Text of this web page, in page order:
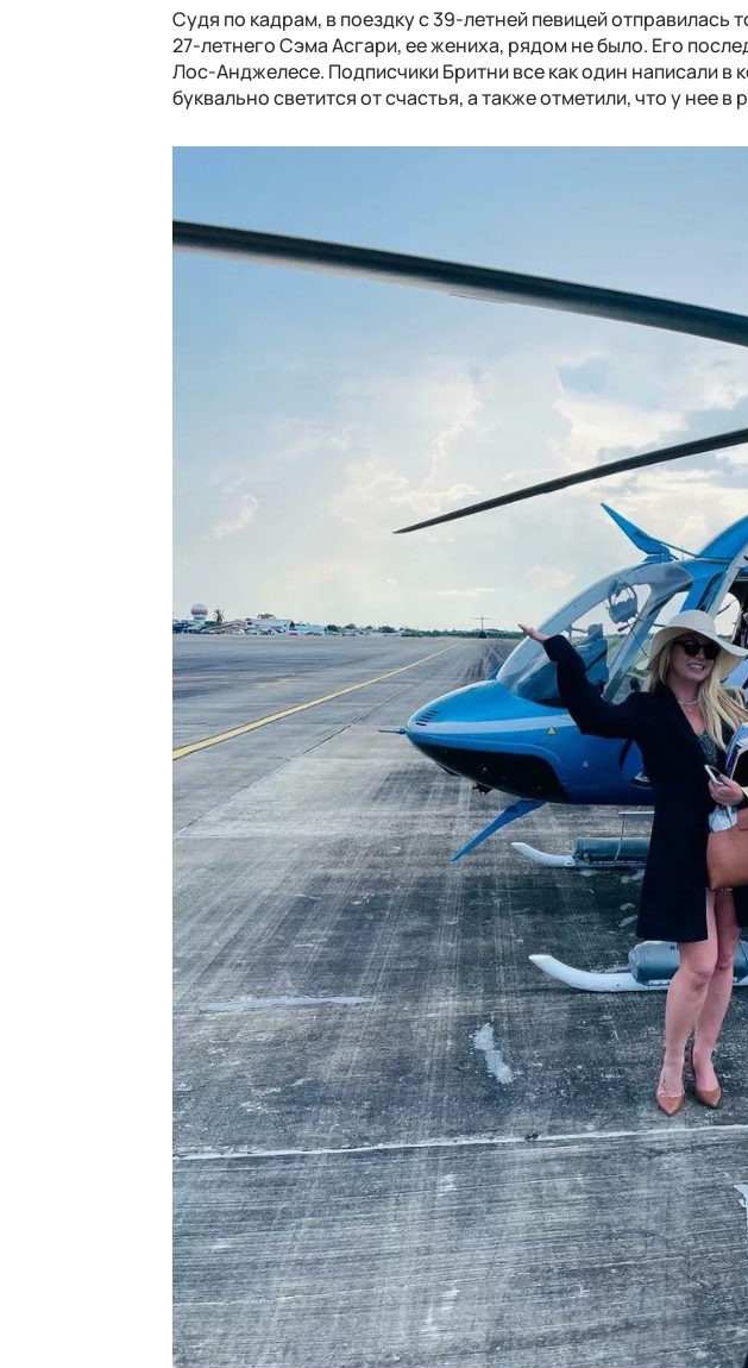
Судя по кадрам, в поездку с 39-летней певицей отправилась
27-летнего Сэма Асгари, ее жениха, рядом не было. Его
Лос-Анджелесе. Подписчики Бритни все как один написали в
буквально светится от счастья, а также отметили, что у нее в